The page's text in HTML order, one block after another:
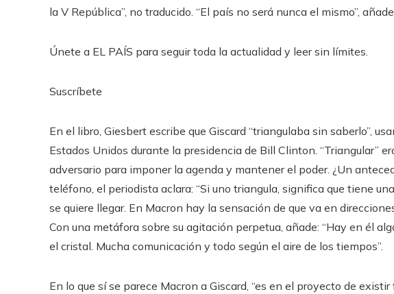
la V República”, no traducido. “El país no será nunca el mismo”,
Únete a EL PAÍS para seguir toda la actualidad y leer sin límites.
Suscríbete
En el libro, Giesbert escribe que Giscard “triangulaba sin saberlo”,
Estados Unidos durante la presidencia de Bill Clinton. “Triangular”
adversario para imponer la agenda y mantener el poder. ¿Un
teléfono, el periodista aclara: “Si uno triangula, significa que tiene
se quiere llegar. En Macron hay la sensación de que va en
Con una metáfora sobre su agitación perpetua, añade: “Hay en él
el cristal. Mucha comunicación y todo según el aire de los tiempos”.
En lo que sí se parece Macron a Giscard, “es en el proyecto de